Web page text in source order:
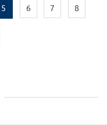
5 6 7 8